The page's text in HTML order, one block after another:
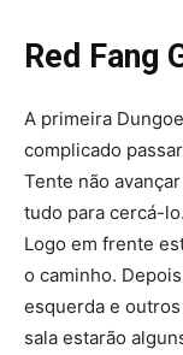
Red Fang
A primeira
complicado
Tente não
tudo para cercá-lo.
Logo em frente
o caminho.
esquerda e
sala estarão